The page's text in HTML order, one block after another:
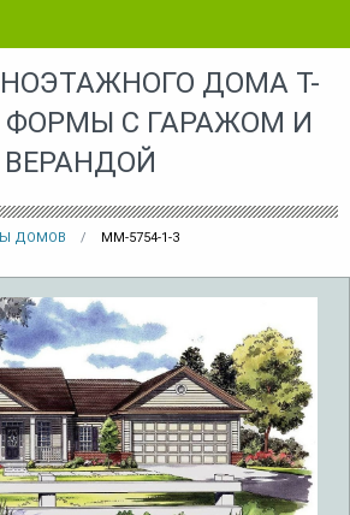
ДОМА Т-
ФОРМЫ С ГАРАЖОМ И
ВЕРАНДОЙ
ДОМОВ MM-5754-1-3